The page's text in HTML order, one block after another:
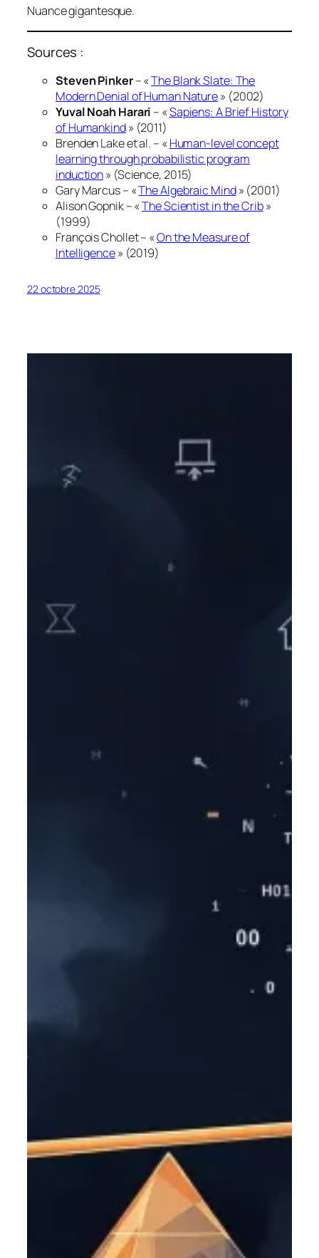
Nuance gigantesque.
Sources :
Steven Pinker– «The Blank Slate: The
Modern Denial of Human Nature» (2002)
Yuval Noah Harari – «Sapiens: A Brief History
of Humankind» (2011)
Brenden Lake et al. – «Human-level concept
learning through probabilistic program
induction» (Science, 2015)
Gary Marcus – «The Algebraic Mind» (2001)
Alison Gopnik – «The Scientist in the Crib»
(1999)
François Chollet – «On the Measure of
Intelligence» (2019)
22 octobre 2025